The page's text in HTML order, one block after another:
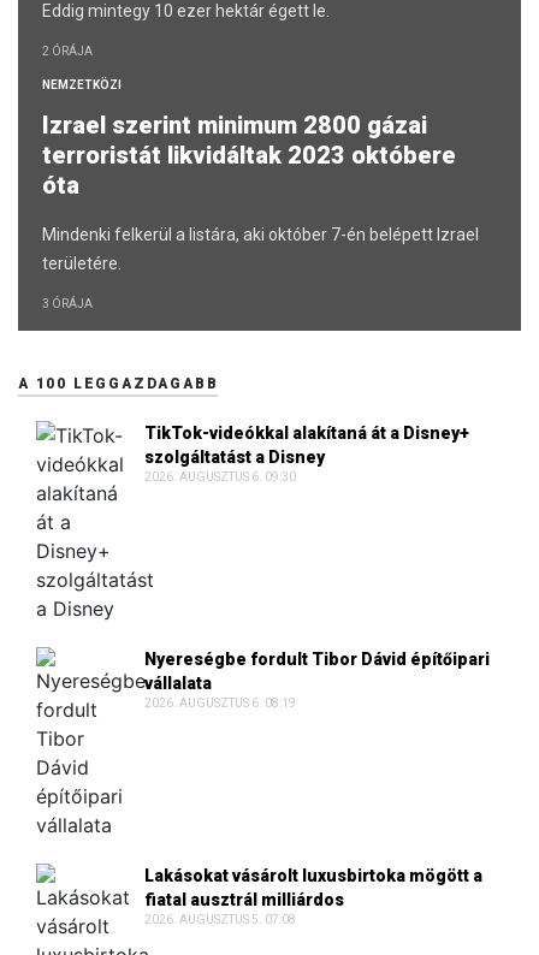
Eddig mintegy 10 ezer hektár égett le.
2 ÓRÁJA
NEMZETKÖZI
Izrael szerint minimum 2800 gázai
terroristát likvidáltak 2023 októbere
óta
Mindenki felkerül a listára, aki október 7-én belépett Izrael
területére.
3 ÓRÁJA
A 100 LEGGAZDAGABB
TikTok-videókkal alakítaná át a Disney+
szolgáltatást a Disney
2026. AUGUSZTUS 6. 09:30
Nyereségbe fordult Tibor Dávid építőipari
vállalata
2026. AUGUSZTUS 6. 08:19
Lakásokat vásárolt luxusbirtoka mögött a
fiatal ausztrál milliárdos
2026. AUGUSZTUS 5. 07:08